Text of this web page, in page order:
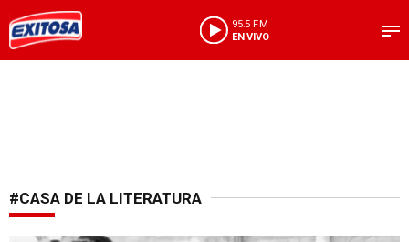
95.5 FM
EN VIVO
#CASA DE LA LITERATURA